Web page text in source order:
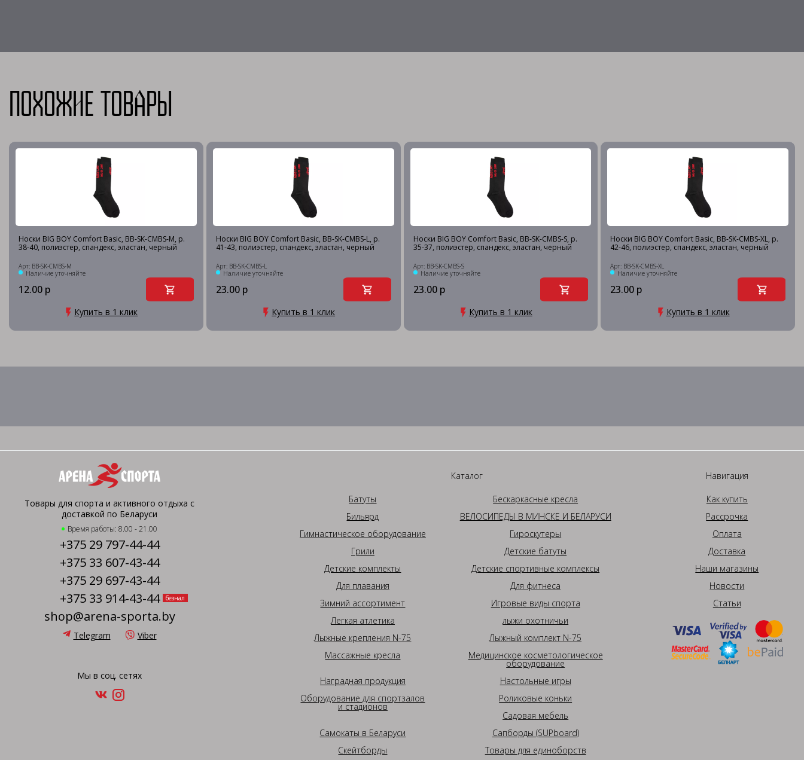
Похожие товары
Носки BIG BOY Comfort Basic, BB-SK-CMBS-M, р.
38-40, полиэстер, спандекс, эластан, черный
Арт: BB-SK-CMBS-M
Наличие уточняйте
12.00 р
Купить в 1 клик
Носки BIG BOY Comfort Basic, BB-SK-CMBS-L, р.
41-43, полиэстер, спандекс, эластан, черный
Арт: BB-SK-CMBS-L
Наличие уточняйте
23.00 р
Купить в 1 клик
Носки BIG BOY Comfort Basic, BB-SK-CMBS-S, р.
35-37, полиэстер, спандекс, эластан, черный
Арт: BB-SK-CMBS-S
Наличие уточняйте
23.00 р
Купить в 1 клик
Носки BIG BOY Comfort Basic, BB-SK-CMBS-XL, р.
42-46, полиэстер, спандекс, эластан, черный
Арт: BB-SK-CMBS-XL
Наличие уточняйте
23.00 р
Купить в 1 клик
Товары для спорта и активного отдыха с
доставкой по Беларуси
Время работы: 8.00 - 21.00
+375 29 797-44-44
+375 33 607-43-44
+375 29 697-43-44
+375 33 914-43-44
безнал
shop@arena-sporta.by
Telegram Viber
Мы в соц. сетях
Каталог
Батуты
Бескаркасные кресла
Бильярд
ВЕЛОСИПЕДЫ В МИНСКЕ И БЕЛАРУСИ
Гимнастическое оборудование
Гироскутеры
Грили
Детские батуты
Детские комплекты
Детские спортивные комплексы
Для плавания
Для фитнеса
Зимний ассортимент
Игровые виды спорта
Легкая атлетика
лыжи охотничьи
Лыжные крепления N-75
Лыжный комплект N-75
Массажные кресла
Медицинское косметологическое
оборудование
Наградная продукция
Настольные игры
Оборудование для спортзалов
и стадионов
Роликовые коньки
Садовая мебель
Самокаты в Беларуси
Сапборды (SUPboard)
Скейтборды
Товары для единоборств
Навигация
Как купить
Рассрочка
Оплата
Доставка
Наши магазины
Новости
Статьи